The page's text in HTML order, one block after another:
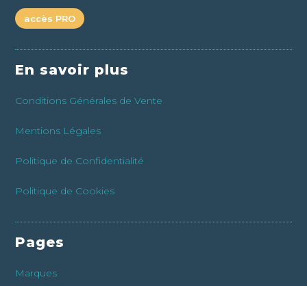
accès PRO
En savoir plus
Conditions Générales de Vente
Mentions Légales
Politique de Confidentialité
Politique de Cookies
Pages
Marques